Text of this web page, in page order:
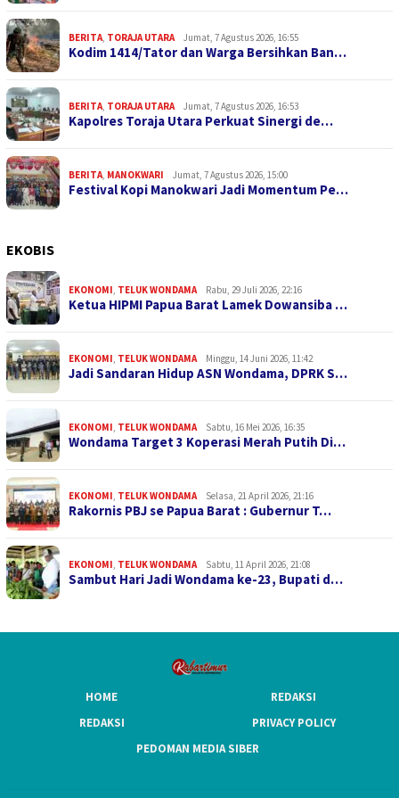
BERITA, TORAJA UTARA Jumat, 7 Agustus 2026, 16:55
Kodim 1414/Tator dan Warga Bersihkan Ban…
BERITA, TORAJA UTARA Jumat, 7 Agustus 2026, 16:53
Kapolres Toraja Utara Perkuat Sinergi de…
BERITA, MANOKWARI Jumat, 7 Agustus 2026, 15:00
Festival Kopi Manokwari Jadi Momentum Pe…
EKOBIS
EKONOMI, TELUK WONDAMA Rabu, 29 Juli 2026, 22:16
Ketua HIPMI Papua Barat Lamek Dowansiba …
EKONOMI, TELUK WONDAMA Minggu, 14 Juni 2026, 11:42
Jadi Sandaran Hidup ASN Wondama, DPRK S…
EKONOMI, TELUK WONDAMA Sabtu, 16 Mei 2026, 16:35
Wondama Target 3 Koperasi Merah Putih Di…
EKONOMI, TELUK WONDAMA Selasa, 21 April 2026, 21:16
Rakornis PBJ se Papua Barat : Gubernur T…
EKONOMI, TELUK WONDAMA Sabtu, 11 April 2026, 21:08
Sambut Hari Jadi Wondama ke-23, Bupati d…
HOME
REDAKSI
REDAKSI
PRIVACY POLICY
PEDOMAN MEDIA SIBER